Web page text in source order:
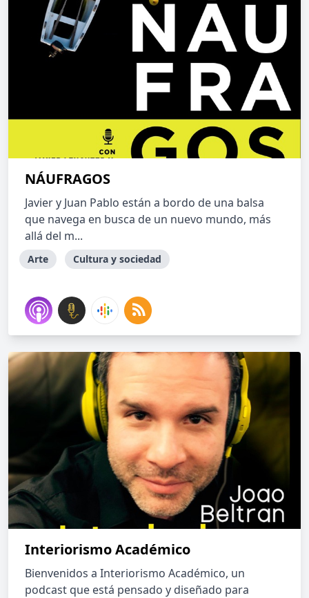
NÁUFRAGOS
Javier y Juan Pablo están a bordo de una balsa
que navega en busca de un nuevo mundo, más
allá del m...
Arte Cultura y sociedad
Interiorismo Académico
Bienvenidos a Interiorismo Académico, un
podcast que está pensado y diseñado para